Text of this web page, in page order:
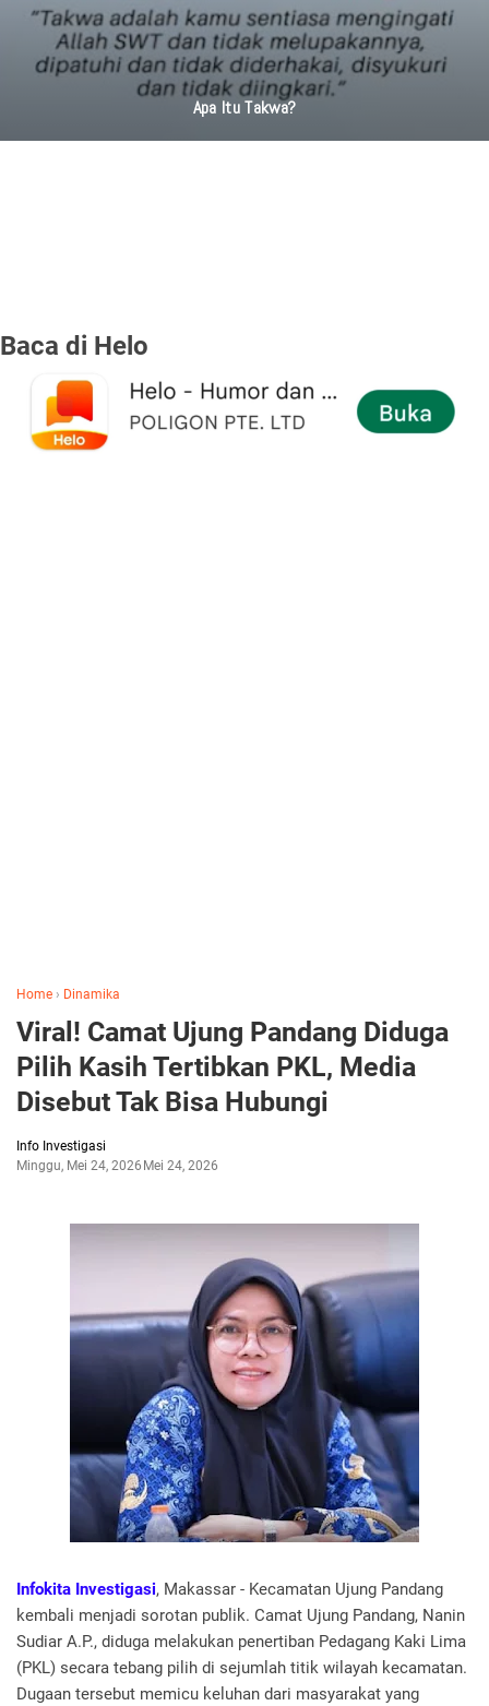
Apa Itu Takwa?
Baca di Helo
Home › Dinamika
Viral! Camat Ujung Pandang Diduga
Pilih Kasih Tertibkan PKL, Media
Disebut Tak Bisa Hubungi
Info Investigasi
Minggu, Mei 24, 2026 Mei 24, 2026
Infokita Investigasi, Makassar - Kecamatan Ujung Pandang
kembali menjadi sorotan publik. Camat Ujung Pandang, Nanin
Sudiar A.P., diduga melakukan penertiban Pedagang Kaki Lima
(PKL) secara tebang pilih di sejumlah titik wilayah kecamatan.
Dugaan tersebut memicu keluhan dari masyarakat yang